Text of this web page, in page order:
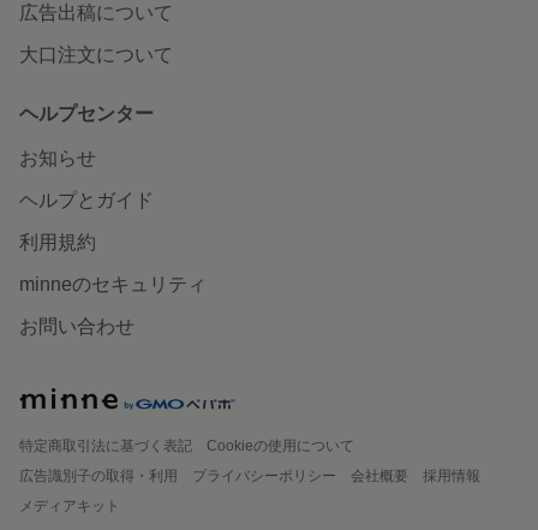
広告出稿について
大口注文について
ヘルプセンター
お知らせ
ヘルプとガイド
利用規約
minneのセキュリティ
お問い合わせ
特定商取引法に基づく表記
Cookieの使用について
広告識別子の取得・利用
プライバシーポリシー 会社概要
採用情報
メディアキット